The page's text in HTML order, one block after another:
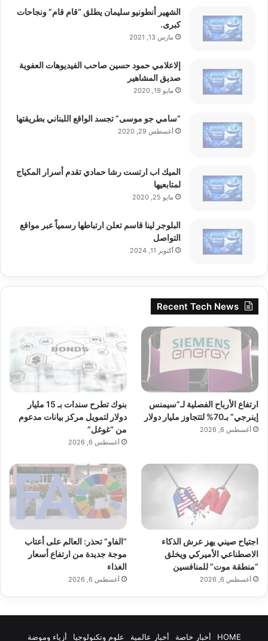
الشهير أنطونيو سليمان يطلق “قام قام” ونجاحات
كبرى.
مارس 13, 2021
إلاعلامي حمود حسين صاحب الفيديوهات العفوية
صديق المشاهير
مايو 19, 2020
“سامي جو موسى” تجسد الواقع اللبناني بطريقتها
أغسطس 29, 2020
الميك اب ارتست رشا حمادي تقدم أسرار المكياج
لمتابعيها
مايو 25, 2020
البلوجر لينا قاسم تعلن ارتباطها رسمياً عبر مواقع
التواصل
أكتوبر 11, 2024
Recent Tech News
ارتفاع الأرباح الفصلية لـ”سيمنس
إينرجي” بـ70% لتتجاوز مليار دولار
أغسطس 6, 2026
بنوك تطرح سندات بـ 15 مليار
دولار لتمويل مركز بيانات مدعوم
من “غوغل”
أغسطس 6, 2026
اجتياح صيني يهز عرش الذكاء
الاصطناعي الأميركي ويخلق
“منطقة موت” للمنافسين
أغسطس 6, 2026
“الفاو” تحذر: العالم على أعتاب
موجة جديدة من ارتفاع أسعار
الغذاء
أغسطس 6, 2026
HOME أخبار خاصة أخبار عالمية علوم وتكنولوجيا أزياء وموضة